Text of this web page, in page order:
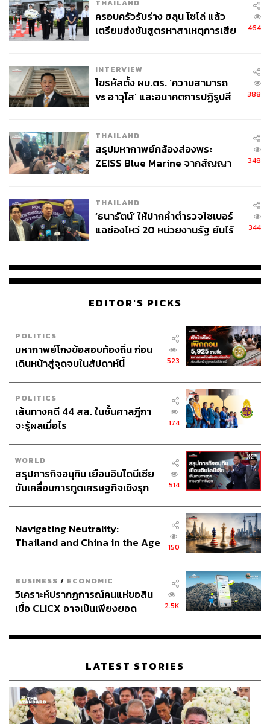
THAILAND
ครอบครัวรับร่าง ฮลุน โซโล่ แล้ว
เตรียมส่งชันสูตรหาสาเหตุการเสีย
464
INTERVIEW
ไขรหัสตั้ง ผบ.ตร. ‘ความสามารถ
vs อาวุโส’ และอนาคตการปฏิรูปสี
388
THAILAND
สรุปมหากาพย์กล้องส่องพระ
ZEISS Blue Marine จากสัญญา
จ่ายหนี้-แอบระบุแบรนด์
348
THAILAND
‘ธนารัตน์’ ให้ปากคำตำรวจไซเบอร์
แฉช่องโหว่ 20 หน่วยงานรัฐ ยันไร้
344
EDITOR'S PICKS
POLITICS
มหากาพย์โกงข้อสอบท้องถิ่น ก่อน
เดินหน้าสู่จุดจบในสัปดาห์นี้
523
POLITICS
เส้นทางคดี 44 สส. ในชั้นศาลฎีกา
จะรู้ผลเมื่อไร
174
WORLD
สรุปภารกิจอนุทิน เยือนอินโดนีเซีย
ขับเคลื่อนการทูตเศรษฐกิจเชิงรุก
514
Navigating Neutrality:
Thailand and China in the Age
150
BUSINESS / ECONOMIC
วิเคราะห์ปรากฏการณ์คนแห่ขอสิน
เชื่อ CLICX อาจเป็นเพียงยอด
เรือนไทยที่ถูกซุกไว้
2.5K
LATEST STORIES